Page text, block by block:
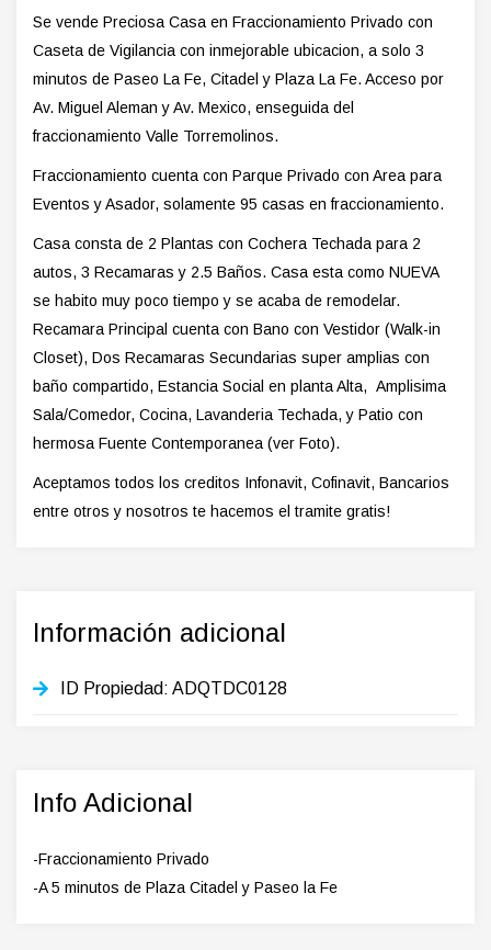
Se vende Preciosa Casa en Fraccionamiento Privado con
Caseta de Vigilancia con inmejorable ubicacion, a solo 3
minutos de Paseo La Fe, Citadel y Plaza La Fe. Acceso por
Av. Miguel Aleman y Av. Mexico, enseguida del
fraccionamiento Valle Torremolinos.
Fraccionamiento cuenta con Parque Privado con Area para
Eventos y Asador, solamente 95 casas en fraccionamiento.
Casa consta de 2 Plantas con Cochera Techada para 2
autos, 3 Recamaras y 2.5 Baños. Casa esta como NUEVA
se habito muy poco tiempo y se acaba de remodelar.
Recamara Principal cuenta con Bano con Vestidor (Walk-in
Closet), Dos Recamaras Secundarias super amplias con
baño compartido, Estancia Social en planta Alta, Amplisima
Sala/Comedor, Cocina, Lavanderia Techada, y Patio con
hermosa Fuente Contemporanea (ver Foto).
Aceptamos todos los creditos Infonavit, Cofinavit, Bancarios
entre otros y nosotros te hacemos el tramite gratis!
Información adicional
ID Propiedad: ADQTDC0128
Info Adicional
-Fraccionamiento Privado
-A 5 minutos de Plaza Citadel y Paseo la Fe